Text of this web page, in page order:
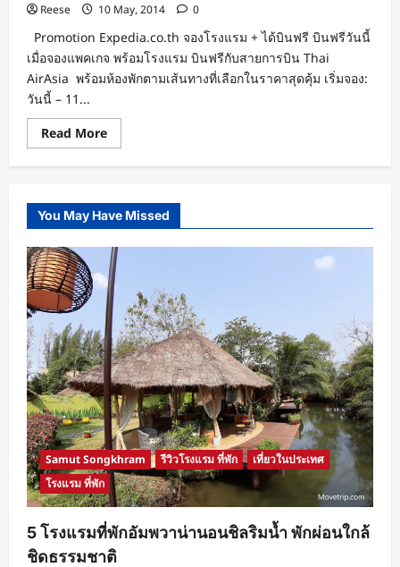
Reese 10 May, 2014 0
Promotion Expedia.co.th จองโรงแรม + ได้บินฟรี บินฟรีวันนี้
เมื่อจองแพคเกจ พร้อมโรงแรม บินฟรีกับสายการบิน Thai
AirAsia พร้อมห้องพักตามเส้นทางที่เลือกในราคาสุดคุ้ม เริ่มจอง:
วันนี้ – 11...
Read MoreRead
more
Expedia.co.th
ได้
บิน
ฟรี
(May
14)
You May Have Missed
Samut Songkhram รีวิวโรงแรม ที่พัก
เที่ยวในประเทศ
โรงแรม ที่พัก
5 โรงแรมที่พักอัมพวาน่านอนชิลริมน้ำ พักผ่อนใกล้
ชิดธรรมชาติ